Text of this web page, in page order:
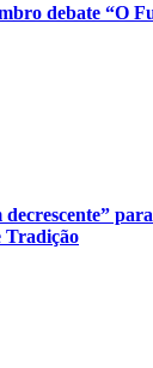
debate “O
Tradição